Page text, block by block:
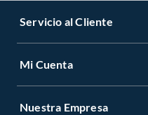
Servicio al Cliente
Mi Cuenta
Nuestra Empresa